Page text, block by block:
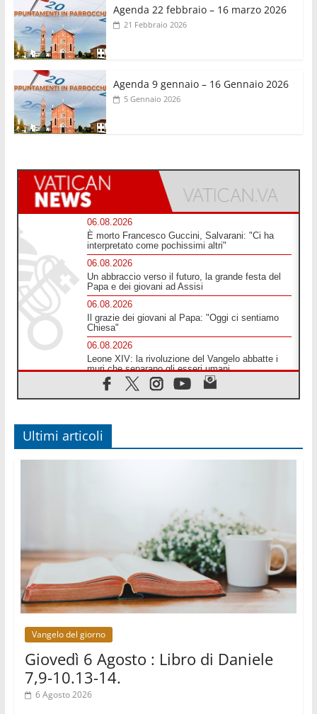
Agenda 22 febbraio – 16 marzo 2026
21 Febbraio 2026
Agenda 9 gennaio – 16 Gennaio 2026
5 Gennaio 2026
06.08.2026
È morto Francesco Guccini, Salvarani: "Ci ha
interpretato come pochissimi altri"
06.08.2026
Un abbraccio verso il futuro, la grande festa del
Papa e dei giovani ad Assisi
06.08.2026
Il grazie dei giovani al Papa: "Oggi ci sentiamo
Chiesa"
06.08.2026
Leone XIV: la rivoluzione del Vangelo abbatte i
muri che separano gli esseri umani
06.08.2026
Fra Marco Vianelli: alla scuola di san Francesco
06.08.2026
Hiroshima, ad 81 anni dalla bomba resta alto il
richiamo al disarmo mondiale
Hiroshima e Nagasaki, 81 anni dopo. Al via i
"dieci giorni di preghiera per la pace"
06.08.2026
Santa Maria degli Angeli, quando un Santuario
custodisce le origini
06.08.2026
Libano, riprendono i colloqui di Roma tra nuove
tensioni e raid nel sud
Ultimi articoli
Vangelo del giorno
Giovedì 6 Agosto : Libro di Daniele
7,9-10.13-14.
6 Agosto 2026